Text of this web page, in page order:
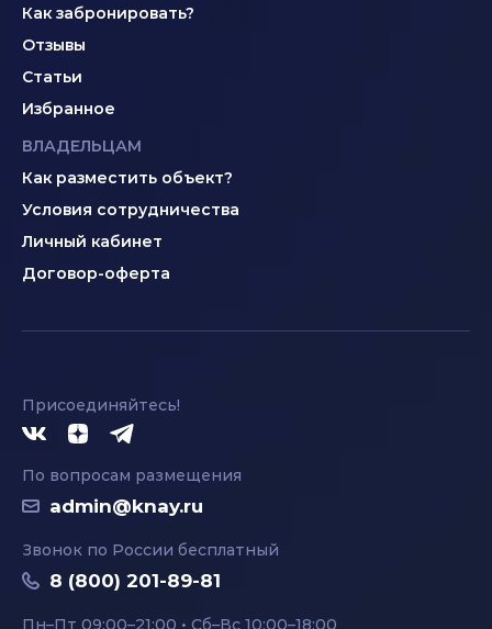
Как забронировать?
Отзывы
Статьи
Избранное
ВЛАДЕЛЬЦАМ
Как разместить объект?
Условия сотрудничества
Личный кабинет
Договор-оферта
Присоединяйтесь!
По вопросам размещения
admin@knay.ru
Звонок по России бесплатный
8 (800) 201-89-81
Пн–Пт 09:00–21:00 • Сб–Вс 10:00–18:00